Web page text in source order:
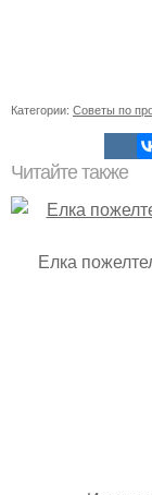
Категории: Советы по
Читайте также
Елка